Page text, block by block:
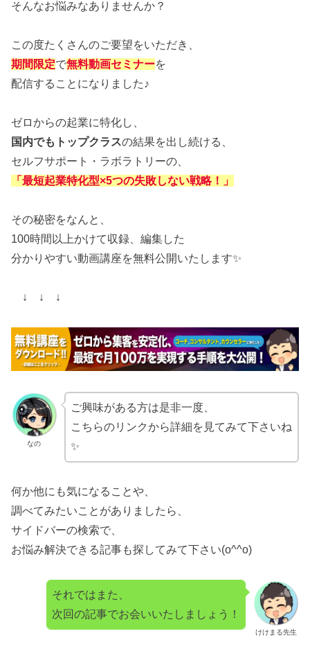
そんなお悩みなありませんか？
この度たくさんのご要望をいただき、
期間限定で無料動画セミナーを
配信することになりました♪
ゼロからの起業に特化し、
国内でもトップクラスの結果を出し続ける、
セルフサポート・ラボラトリーの、
「最短起業特化型×5つの失敗しない戦略！」
その秘密をなんと、
100時間以上かけて収録、編集した
分かりやすい動画講座を無料公開いたします✨
↓ ↓ ↓
なの
ご興味がある方は是非一度、
こちらのリンクから詳細を見てみて下さいね
✨
何か他にも気になることや、
調べてみたいことがありましたら、
サイドバーの検索で、
お悩み解決できる記事も探してみて下さい(o^^o)
けけまる先生
それではまた、
次回の記事でお会いいたしましょう！